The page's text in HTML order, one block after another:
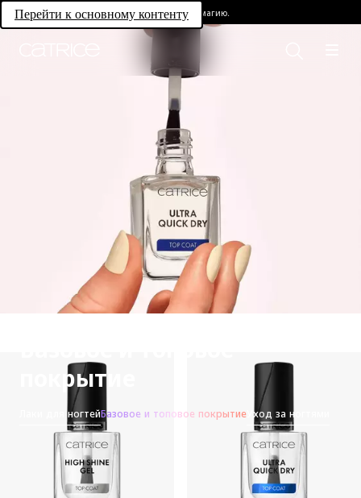
Перейти к основному контенту
Раскройте свою магию.
покрытие
Лаки для ногтейБазовое и топовое покрытие Уход за ногтями